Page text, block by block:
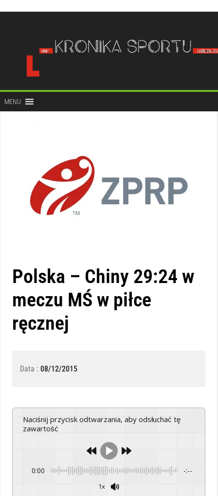
treści
MENU
Polska – Chiny 29:24 w
meczu MŚ w piłce
ręcznej
Data : 08/12/2015
Naciśnij przycisk odtwarzania, aby odsłuchać tę
zawartość
0:00 -:--
1x